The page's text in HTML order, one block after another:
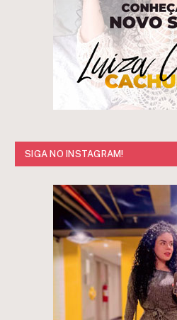
SIGA NO INSTAGRAM!